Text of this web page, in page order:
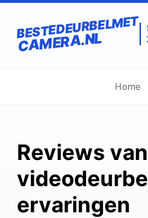
BESTEDEURBELMET
CAMERA.NL
Home
Reviews van
ervaringen